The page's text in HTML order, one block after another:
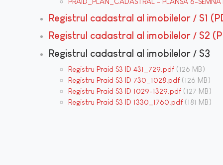
Registrul cadastral al imobilelor / S1
Registrul cadastral al imobilelor / S2
Registrul cadastral al imobilelor / S3
Registru Praid S3 ID 431_729.pdf (126 MB)
Registru Praid S3 ID 730_1028.pdf (126 MB)
Registru Praid S3 ID 1029-1329.pdf (127 MB)
Registru Praid S3 ID 1330_1760.pdf (181 MB)